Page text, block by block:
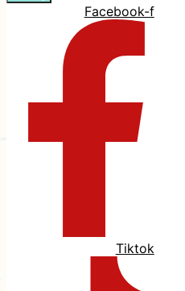
Facebook-f
Tiktok